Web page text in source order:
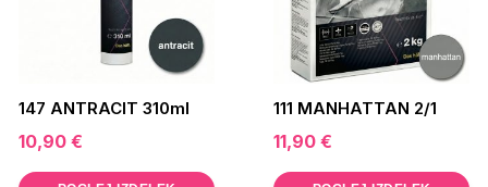
147 ANTRACIT 310ml
10,90 €
111 MANHATTAN 2/1
11,90 €